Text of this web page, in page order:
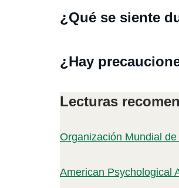
¿Qué se siente
¿Hay
Lecturas
Organización Mundial
American Psychological